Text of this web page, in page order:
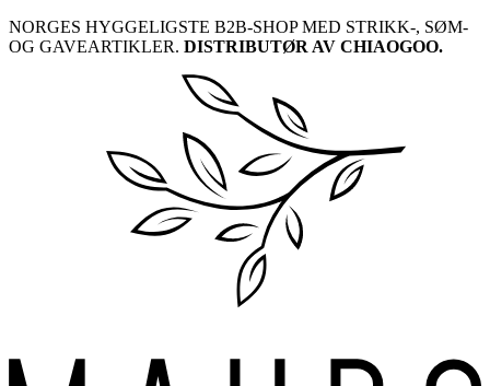
Skip
to
NORGES HYGGELIGSTE B2B-SHOP MED STRIKK-, SØM-
OG GAVEARTIKLER. DISTRIBUTØR AV CHIAOGOO.